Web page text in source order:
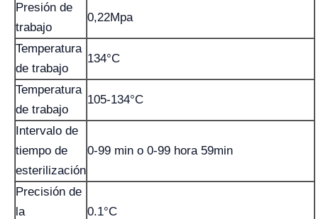
Presión de
trabajo
0,22Mpa
Temperatura
de trabajo
134°C
Temperatura
de trabajo
105-134°C
Intervalo de
tiempo de
esterilización
0-99 min o 0-99 hora 59min
Precisión de
la
0.1°C